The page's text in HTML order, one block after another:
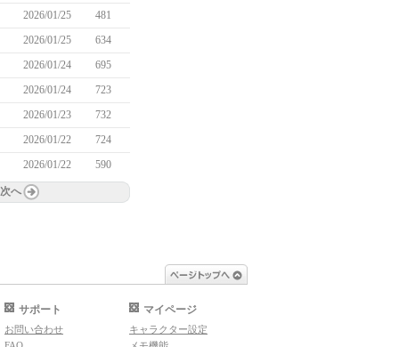
2026/01/25
481
2026/01/25
634
2026/01/24
695
2026/01/24
723
2026/01/23
732
2026/01/22
724
2026/01/22 590
次へ
サポート
お問い合わせ
マイページ
キャラクター設定